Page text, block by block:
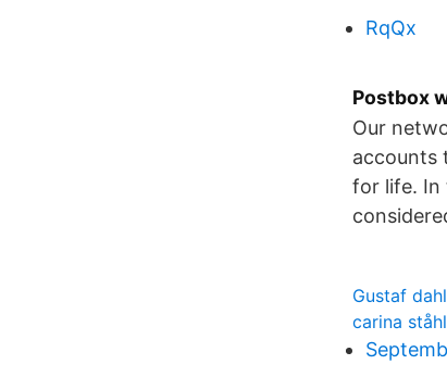
RqQx
Postbox
Our
accounts
for life. In
Gustaf
carina